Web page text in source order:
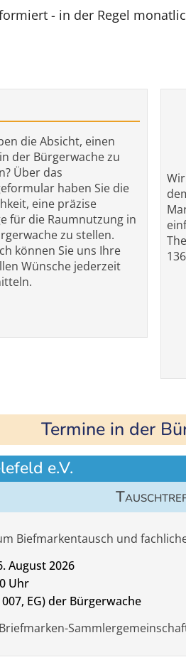
- in der Regel
die Absicht, einen
der Bürgerwache zu
Über das
haben Sie die
eine präzise
für die Raumnutzung in
zu stellen.
können Sie uns Ihre
Wünsche jederzeit
Termine in der
e.V.
Biefmarkentausch und
August 2026
Uhr
EG) der Bürgerwache